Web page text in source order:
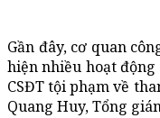
Gần đây, cơ quan
hiện nhiều hoạt động
CSĐT tội phạm về
Quang Huy, Tổng